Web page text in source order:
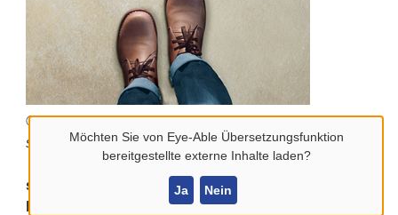
Möchten Sie von Eye-Able Übersetzungsfunktion
bereitgestellte externe Inhalte laden?
Ja Nein
© Foto Brooke, blacksalmon, elen31 –
stock.adobe.com
steigenden Energiepreise wird es immer wichtiger,
bestehende Immobilien zu sanieren und so den